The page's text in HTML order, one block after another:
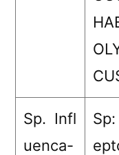
Sp. Infl
uenca-